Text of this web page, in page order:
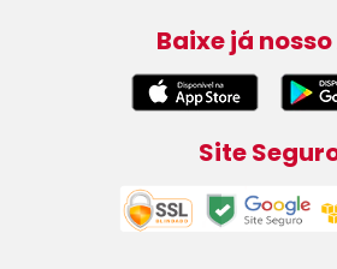
Baixe já nosso
Site